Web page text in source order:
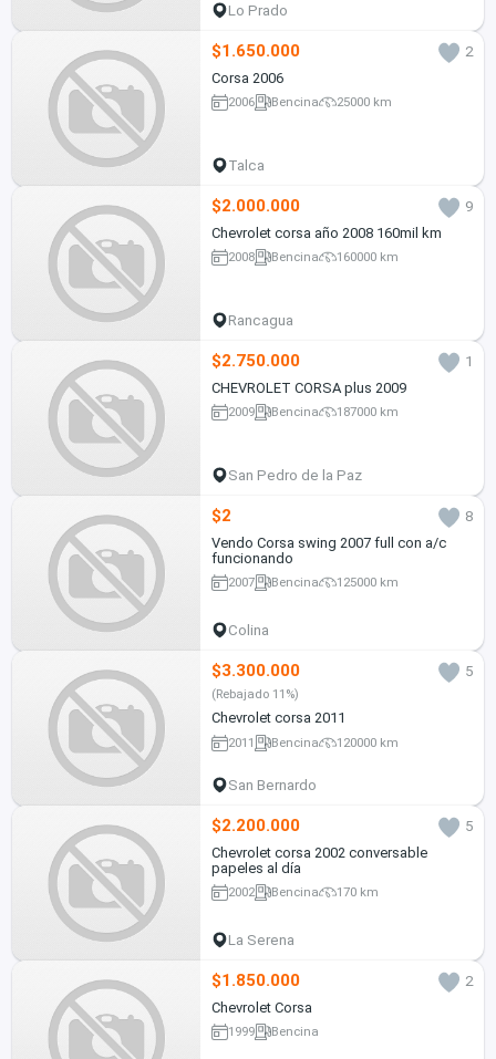
Lo Prado
$1.650.000
2
Corsa 2006
2006 Bencina 25000 km
Talca
$2.000.000
9
Chevrolet corsa año 2008 160mil km
2008 Bencina 160000 km
Rancagua
$2.750.000
1
CHEVROLET CORSA plus 2009
2009 Bencina 187000 km
San Pedro de la Paz
$2
8
Vendo Corsa swing 2007 full con a/c
funcionando
2007 Bencina 125000 km
Colina
$3.300.000 5
(Rebajado 11%)
Chevrolet corsa 2011
2011 Bencina 120000 km
San Bernardo
$2.200.000
5
Chevrolet corsa 2002 conversable
papeles al día
2002 Bencina 170 km
La Serena
$1.850.000
2
Chevrolet Corsa
1999 Bencina